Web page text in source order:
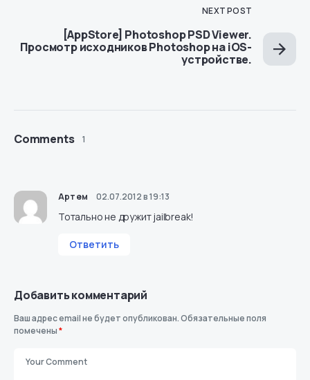
NEXT POST
[AppStore] Photoshop PSD Viewer.
Просмотр исходников Photoshop на iOS-
устройстве.
Comments 1
Артем 02.07.2012 в 19:13
Тотально не дружит jailbreak!
Ответить
Добавить комментарий
Ваш адрес email не будет опубликован.Обязательные поля
помечены*